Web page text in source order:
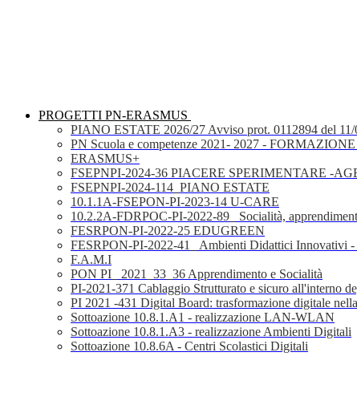
PROGETTI PN-ERASMUS
PIANO ESTATE 2026/27 Avviso prot. 0112894 del 11/
PN Scuola e competenze 2021- 2027 -
ERASMUS+
FSEPNPI-2024-36 PIACERE SPERIMENTARE -
FSEPNPI-2024-114_PIANO ESTATE
10.1.1A-FSEPON-PI-2023-14 U-CARE
10.2.2A-FDRPOC-PI-2022-89_ Socialità,
FESRPON-PI-2022-25 EDUGREEN
FESRPON-PI-2022-41_ Ambienti Didattici Innovativi -
F.A.M.I
PON PI_ 2021_33_36 Apprendimento e Socialità
PI-2021-371 Cablaggio Strutturato e sicuro all'interno
PI 2021 -431 Digital Board: trasformazione digitale
Sottoazione 10.8.1.A1 - realizzazione LAN-WLAN
Sottoazione 10.8.1.A3 - realizzazione Ambienti Digitali
Sottoazione 10.8.6A - Centri Scolastici Digitali